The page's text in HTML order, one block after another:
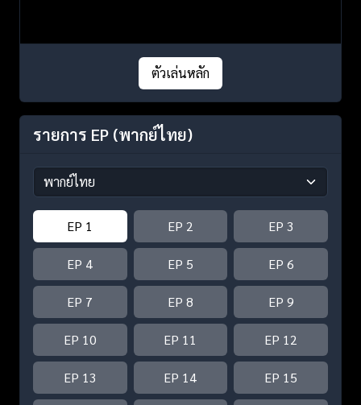
ตัวเล่นหลัก
รายการ EP (พากย์ไทย)
EP 1 EP 2 EP 3
EP 4 EP 5 EP 6
EP 7 EP 8 EP 9
EP 10 EP 11 EP 12
EP 13 EP 14 EP 15